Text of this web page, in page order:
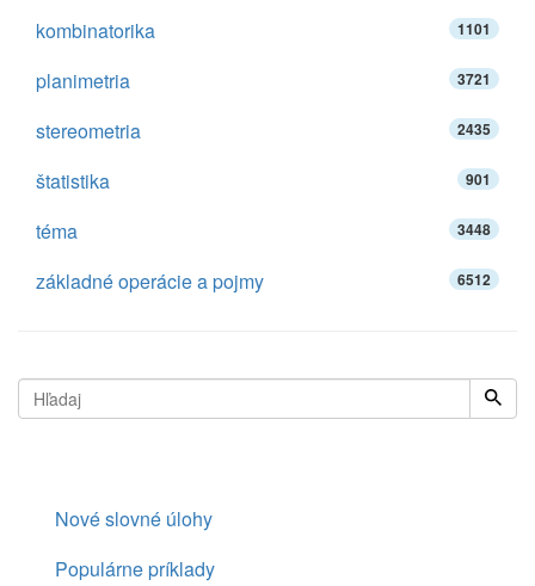
kombinatorika 1101
planimetria 3721
stereometria 2435
štatistika 901
téma 3448
základné operácie a pojmy 6512
Nové slovné úlohy
Populárne príklady